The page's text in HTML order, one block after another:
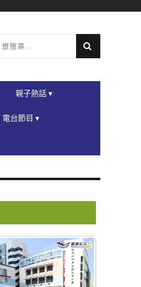
親子熱話 ▾
電台節目 ▾